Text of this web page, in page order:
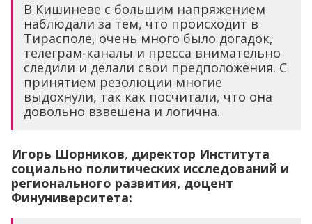
В Кишиневе с большим напряжением
наблюдали за тем, что происходит в
Тирасполе, очень много было догадок,
телеграм-каналы и пресса внимательно
следили и делали свои предположения. С
принятием резолюции многие
выдохнули, так как посчитали, что она
довольно взвешена и логична.
Игорь Шорников, директор Института
социально политических исследований и
регионального развития, доцент
Финуниверситета: